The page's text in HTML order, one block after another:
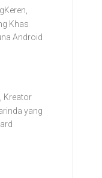
Khas
Android
Kreator
yang